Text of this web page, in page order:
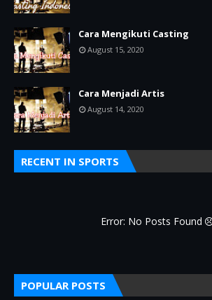
Cara Mengikuti Casting
August 15, 2020
Cara Menjadi Artis
August 14, 2020
RECENT IN SPORTS
Error: No Posts Found
POPULAR POSTS